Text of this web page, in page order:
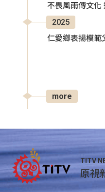
不畏風雨傳文化
2025
仁愛鄉表揚模範
more
TITV
原視